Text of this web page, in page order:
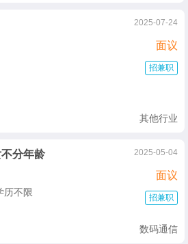
2025-07-24
面议
招兼职
其他行业
分年龄 2025-05-04
面议
历不限
招兼职
数码通信